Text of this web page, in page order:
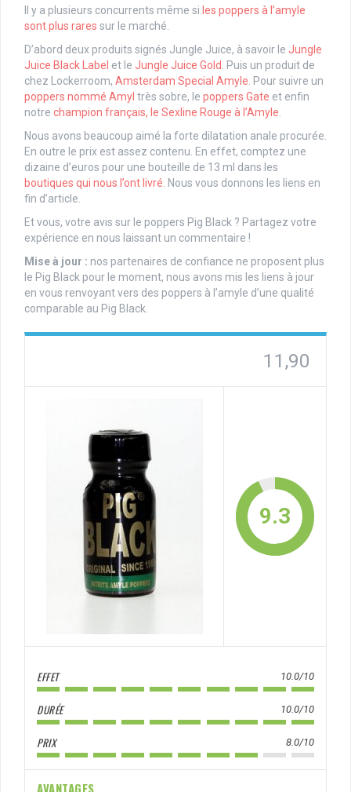
Il y a plusieurs concurrents même si les poppers à l’amyle
sont plus rares sur le marché.
D’abord deux produits signés Jungle Juice, à savoir le Jungle
Juice Black Label et le Jungle Juice Gold
. Puis un produit de
chez Lockerroom, Amsterdam Special Amyle . Pour suivre un
poppers nommé Amyl très sobre, le poppers Gate et enfin
notre champion français, le Sexline Rouge à l’Amyle
Nous avons beaucoup aimé la forte dilatation anale procurée.
En outre le prix est assez contenu. En effet, comptez une
dizaine d’euros pour une bouteille de 13 ml dans les
boutiques qui nous l’ont livré . Nous vous donnons les liens en
fin d’article.
Et vous, votre avis sur le poppers Pig Black ? Partagez votre
expérience en nous laissant un commentaire !
Mise à jour : nos partenaires de confiance ne proposent plus
le Pig Black pour le moment, nous avons mis les liens à jour
en vous renvoyant vers des poppers à l’amyle d’une qualité
comparable au Pig Black.
11,90
9.3
EFFET 10.0/10
DURÉE 10.0/10
PRIX 8.0/10
AVANTAGES